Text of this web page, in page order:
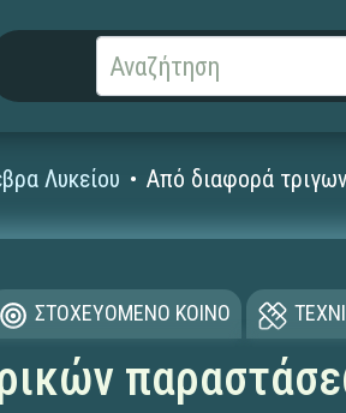
Λυκείου Από διαφορά
ΣΤΟΧΕΥΟΜΕΝΟ ΚΟΙΝΟ